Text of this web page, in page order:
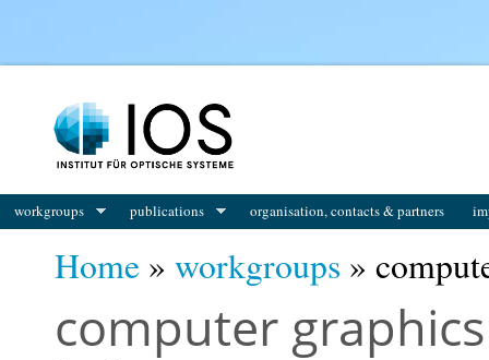
workgroups publications organisation, contacts & partners
Home » workgroups »
computer